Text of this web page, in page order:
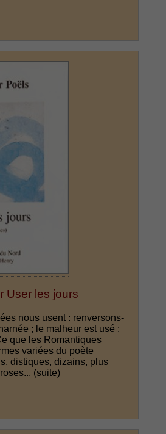
User les jours
nous usent : renversons-
; le malheur est usé :
que les Romantiques
variées du poète
distiques, dizains, plus
(suite)